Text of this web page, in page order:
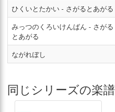
ひくいとたかい - さがるとあがる
みっつのくろいけんばん - さがる
とあがる
ながれぼし
同じシリーズの楽譜